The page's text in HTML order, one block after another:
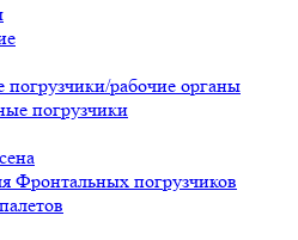
рабочие органы
погрузчики
Фронтальных погрузчиков